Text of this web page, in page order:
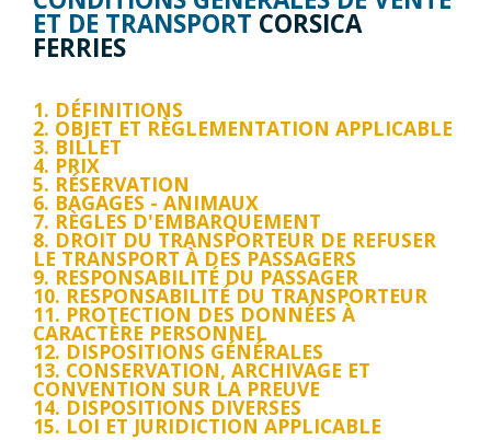
ET DE TRANSPORT CORSICA
FERRIES
1. DÉFINITIONS
2. OBJET ET RÈGLEMENTATION APPLICABLE
3. BILLET
4. PRIX
5. RÉSERVATION
6. BAGAGES - ANIMAUX
7. RÈGLES D'EMBARQUEMENT
8. DROIT DU TRANSPORTEUR DE REFUSER
LE TRANSPORT À DES PASSAGERS
9. RESPONSABILITÉ DU PASSAGER
10. RESPONSABILITÉ DU TRANSPORTEUR
11. PROTECTION DES DONNÉES À
CARACTÈRE PERSONNEL
12. DISPOSITIONS GÉNÉRALES
13. CONSERVATION, ARCHIVAGE ET
CONVENTION SUR LA PREUVE
14. DISPOSITIONS DIVERSES
15. LOI ET JURIDICTION APPLICABLE